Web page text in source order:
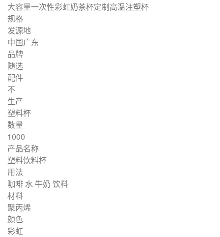
大容量一次性彩虹奶茶杯定制高温注塑杯
规格
发源地
中国广东
品牌
随选
配件
不
生产
塑料杯
数量
1000
产品名称
塑料饮料杯
用法
咖啡 水 牛奶 饮料
材料
聚丙烯
颜色
彩虹